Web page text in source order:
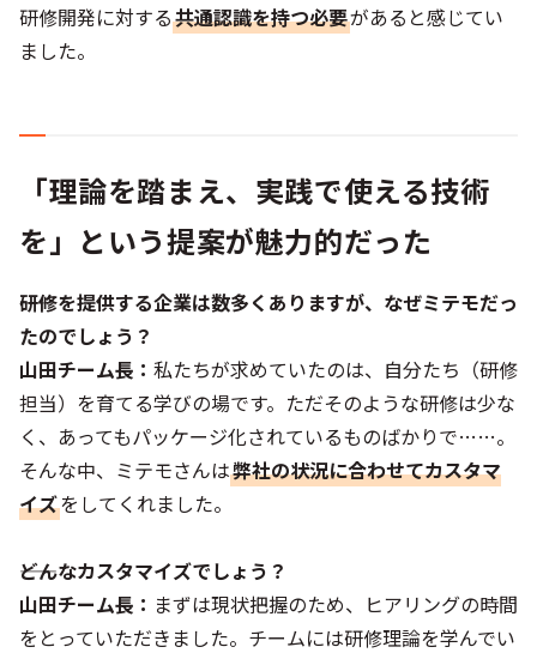
研修開発に対する共通認識を持つ必要があると感じてい
ました。
「理論を踏まえ、実践で使える技術
を」という提案が魅力的だった
――研修を提供する企業は数多くありますが、なぜミテモだっ
たのでしょう？
山田チーム長： 私たちが求めていたのは、自分たち（研修
担当）を育てる学びの場です。ただそのような研修は少な
く、あってもパッケージ化されているものばかりで……。
そんな中、ミテモさんは弊社の状況に合わせてカスタマ
イズをしてくれました。
――どんなカスタマイズでしょう？
山田チーム長： まずは現状把握のため、ヒアリングの時間
をとっていただきました。チームには研修理論を学んでい